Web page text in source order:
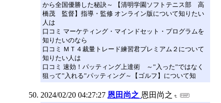
から全国優勝した秘訣～ 【清明学園ソフトテニス部 高
橋茂 監督】指導・監修 オンライン版について知りたい
人は
口コミ マーケティング・マインドセット・プログラムを
知りたいのなら
口コミ ＭＴ４裁量トレード練習君プレミアム２について
知りたい人は
口コミ 速効！パッティング上達術 ～”入った”ではなく
狙って”入れる”パッティング～【ゴルフ】について知
2024/02/20 04:27:27 恩田尚之 恩田尚之